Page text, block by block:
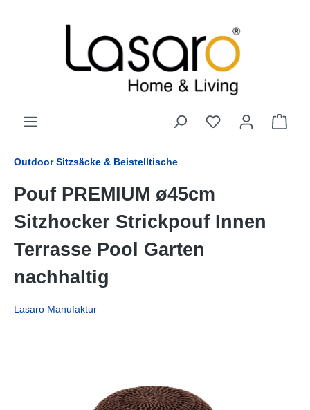
Outdoor Sitzsäcke & Beistelltische
Pouf PREMIUM ø45cm
Sitzhocker Strickpouf Innen
Terrasse Pool Garten
nachhaltig
Lasaro Manufaktur